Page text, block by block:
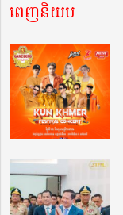
ពេញនិយម